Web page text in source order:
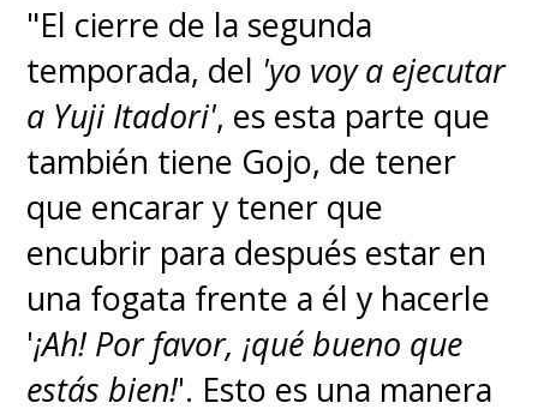
"El cierre de la segunda
temporada, del 'yo voy a ejecutar
a Yuji Itadori', es esta parte que
también tiene Gojo, de tener
que encarar y tener que
encubrir para después estar en
una fogata frente a él y hacerle
'¡Ah! Por favor, ¡qué bueno que
estás bien!'. Esto es una manera